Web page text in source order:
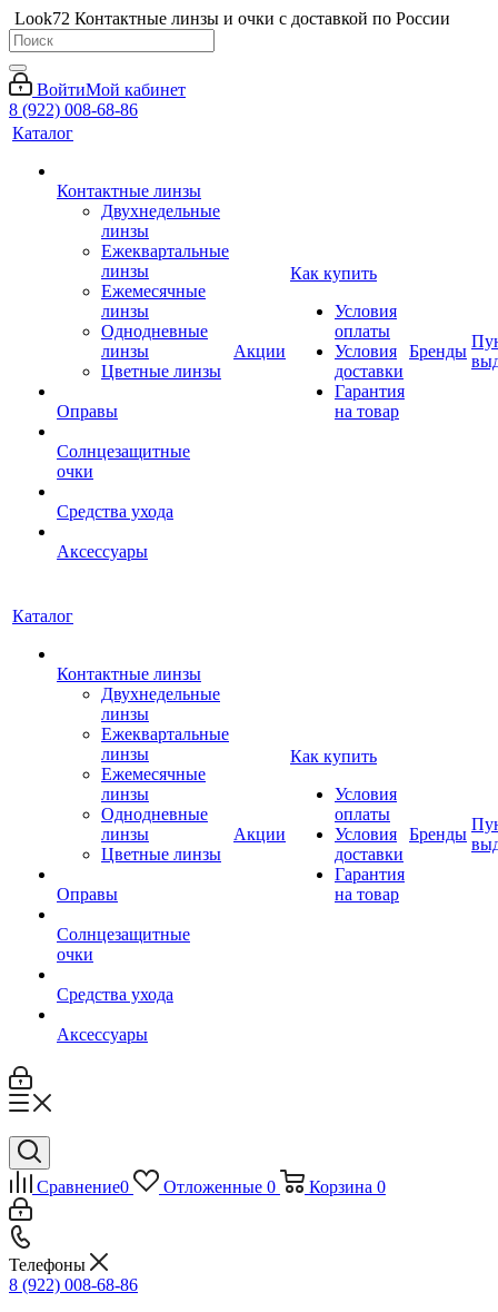
Look72 Контактные линзы и очки с доставкой по России
ВойтиМой кабинет
8 (922) 008-68-86
Каталог
Контактные линзы
Двухнедельные
линзы
Ежеквартальные
линзы
Ежемесячные
линзы
Однодневные
линзы
Цветные линзы
Оправы
Солнцезащитные
очки
Средства ухода
Аксессуары
Акции
Как купить
Условия
оплаты
Условия
доставки
Гарантия
на товар
Бренды
Каталог
Контактные линзы
Двухнедельные
линзы
Ежеквартальные
линзы
Ежемесячные
линзы
Однодневные
линзы
Цветные линзы
Оправы
Солнцезащитные
очки
Средства ухода
Аксессуары
Акции
Как купить
Условия
оплаты
Условия
доставки
Гарантия
на товар
Бренды
Сравнение0 Отложенные 0 Корзина 0
Телефоны
8 (922) 008-68-86